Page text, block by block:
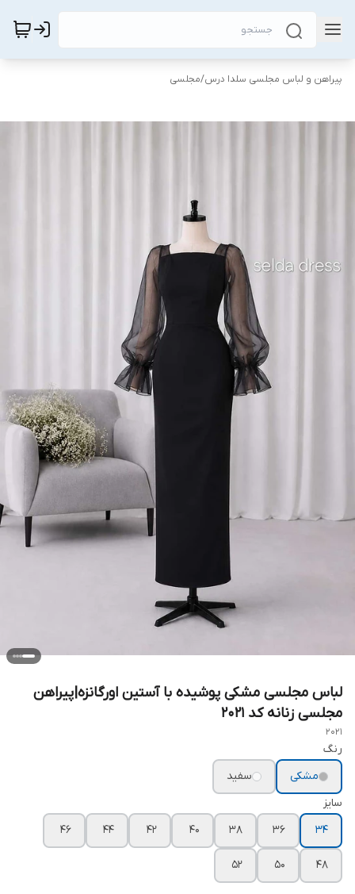
پیراهن و لباس مجلسی سلدا درس/مجلسی
لباس مجلسی مشکی پوشیده با آستین اورگانزه|پیراهن
مجلسی زنانه کد ۲۰۲۱
2021
رنگ
مشکی
سفید
سایز
۳۴
۳۶ ۳۸ ۴۰ ۴۲ ۴۴ ۴۶
۴۸ ۵۰ ۵۲